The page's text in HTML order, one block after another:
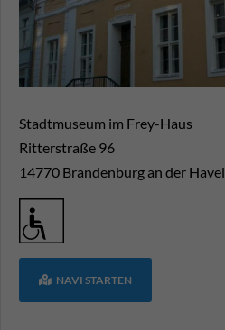
Stadtmuseum im Frey-Haus
Ritterstraße 96
14770 Brandenburg an der Havel
NAVI STARTEN